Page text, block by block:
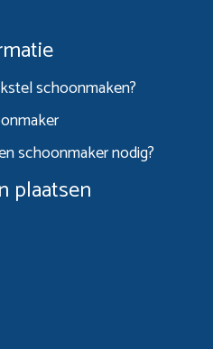
schoonmaken?
schoonmaker nodig?
plaatsen